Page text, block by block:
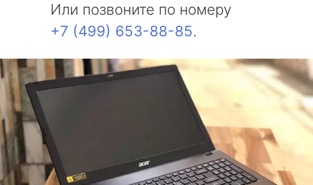
Или позвоните по номеру
+7 (499) 653-88-85.